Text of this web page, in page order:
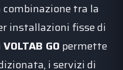
tra la
installazioni fisse di
VOLTAB GO permette
i servizi di